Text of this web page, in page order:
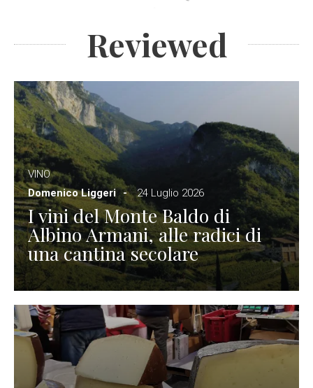
Reviewed
VINO
Domenico Liggeri
24 Luglio 2026
I vini del Monte Baldo di
Albino Armani, alle radici di
una cantina secolare